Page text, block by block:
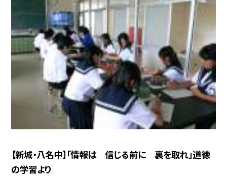
【新城・八名中】「情報は 信じる前に 裏を取れ」道徳
の学習より